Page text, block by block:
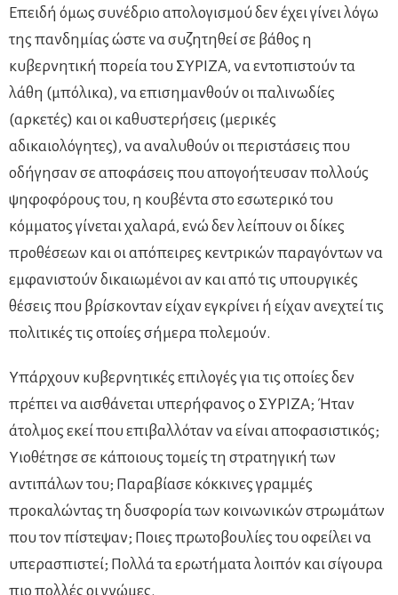
Επειδή όμως συνέδριο απολογισμού δεν έχει γίνει λόγω
της πανδημίας ώστε να συζητηθεί σε βάθος η
κυβερνητική πορεία του ΣΥΡΙΖΑ, να εντοπιστούν τα
λάθη (μπόλικα), να επισημανθούν οι παλινωδίες
(αρκετές) και οι καθυστερήσεις (μερικές
αδικαιολόγητες), να αναλυθούν οι περιστάσεις που
οδήγησαν σε αποφάσεις που απογοήτευσαν πολλούς
ψηφοφόρους του, η κουβέντα στο εσωτερικό του
κόμματος γίνεται χαλαρά, ενώ δεν λείπουν οι δίκες
προθέσεων και οι απόπειρες κεντρικών παραγόντων να
εμφανιστούν δικαιωμένοι αν και από τις υπουργικές
θέσεις που βρίσκονταν είχαν εγκρίνει ή είχαν ανεχτεί τις
πολιτικές τις οποίες σήμερα πολεμούν.
Υπάρχουν κυβερνητικές επιλογές για τις οποίες δεν
πρέπει να αισθάνεται υπερήφανος ο ΣΥΡΙΖΑ; Ήταν
άτολμος εκεί που επιβαλλόταν να είναι αποφασιστικός;
Υιοθέτησε σε κάποιους τομείς τη στρατηγική των
αντιπάλων του; Παραβίασε κόκκινες γραμμές
προκαλώντας τη δυσφορία των κοινωνικών στρωμάτων
που τον πίστεψαν; Ποιες πρωτοβουλίες του οφείλει να
υπερασπιστεί; Πολλά τα ερωτήματα λοιπόν και σίγουρα
πιο πολλές οι γνώμες.